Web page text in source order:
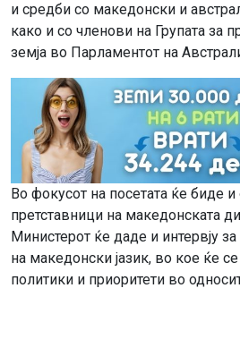
и средби со македонски и
како и со членови на Групата за
земја во Парламентот на
Во фокусот на посетата ќе биде
претставници на македонската
Министерот ќе даде и интервју
на македонски јазик, во кое ќе
политики и приоритети во